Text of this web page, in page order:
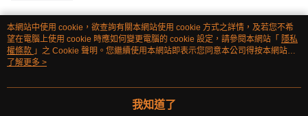
熱門標籤
本網站中使用 cookie，欲查詢有關本網站使用 cookie 方式之詳情，及若您不希
望在電腦上使用 cookie 時應如何變更電腦的 cookie 設定，請參閱本網站「 隱私
權條款 」之 Cookie 聲明。您繼續使用本網站即表示您同意本公司得按本網站使
用條款之 Cookie 聲明使用 cookie。
了解更多 >
我知道了